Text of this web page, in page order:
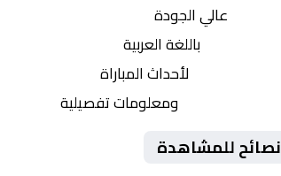
عالي الجودة
باللغة العربية
لأحداث المباراة
ومعلومات تفصيلية
نصائح للمشاهدة